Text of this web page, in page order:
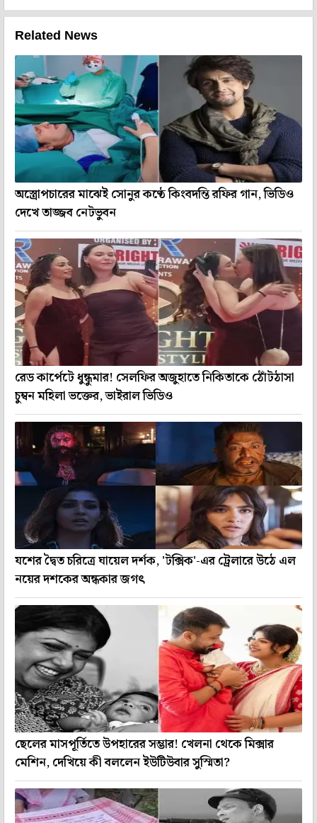
Related News
অস্ত্রোপচারের মাঝেই সোনুর কণ্ঠে কিংবদন্তি রফির গান, ভিডিও
দেখে তাজ্জব নেটভুবন
রেড কার্পেটে ধুন্ধুমার! সেলফির অজুহাতে নিকিতাকে ঠোঁটঠাসা
চুম্বন মহিলা ভক্তের, ভাইরাল ভিডিও
যশের দ্বৈত চরিত্রে ঘায়েল দর্শক, 'টক্সিক'-এর ট্রেলারে উঠে এল
নয়ের দশকের অন্ধকার জগৎ
ছেলের মাসপূর্তিতে উপহারের সম্ভার! খেলনা থেকে মিক্সার
মেশিন, দেখিয়ে কী বললেন ইউটিউবার সুস্মিতা?